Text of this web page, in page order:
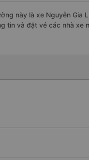
này là xe Nguyễn Gia
tin và đặt vé các nhà xe